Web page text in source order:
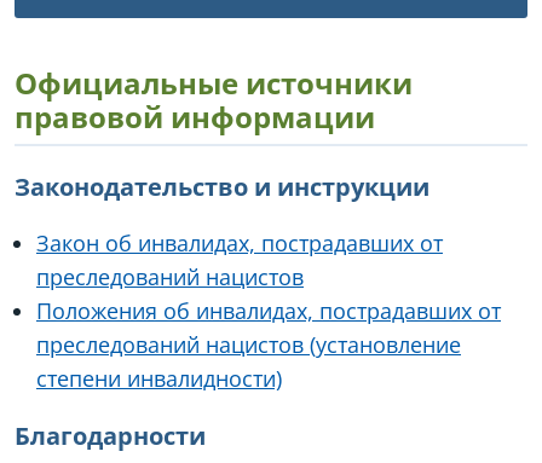
Официальные источники
правовой информации
Законодательство и инструкции
Закон об инвалидах, пострадавших от
преследований нацистов
Положения об инвалидах, пострадавших от
преследований нацистов (установление
степени инвалидности)
Благодарности